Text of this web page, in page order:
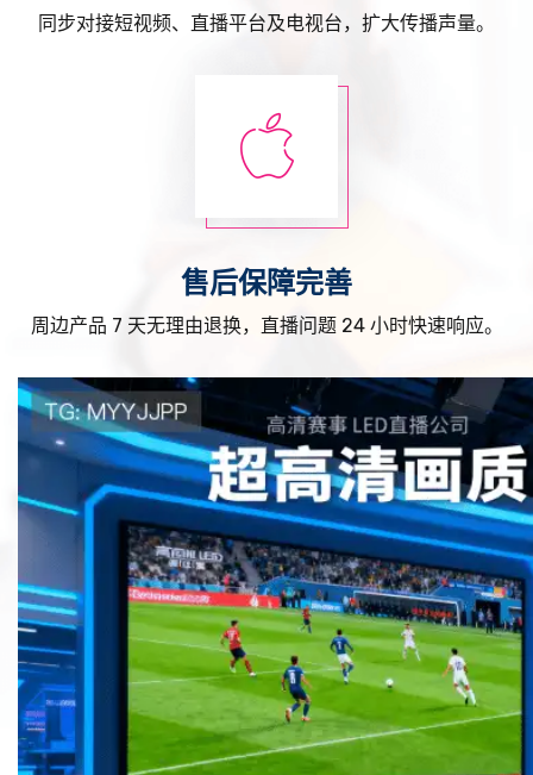
同步对接短视频、直播平台及电视台，扩大传播声量。
售后保障完善
周边产品 7 天无理由退换，直播问题 24 小时快速响应。